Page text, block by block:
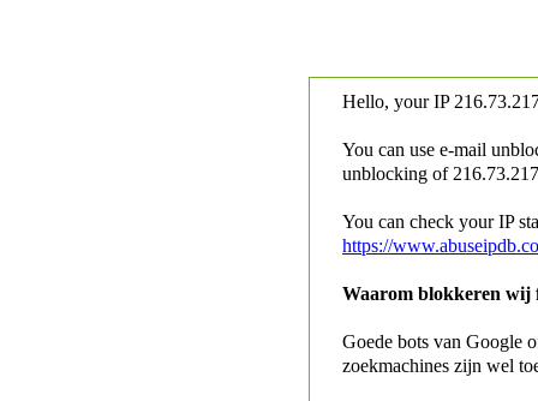
Hello, your IP
You can use e-mail
unblocking of
You can check your IP
https://
Waarom blokkeren wij
Goede bots van Google
zoekmachines zijn wel